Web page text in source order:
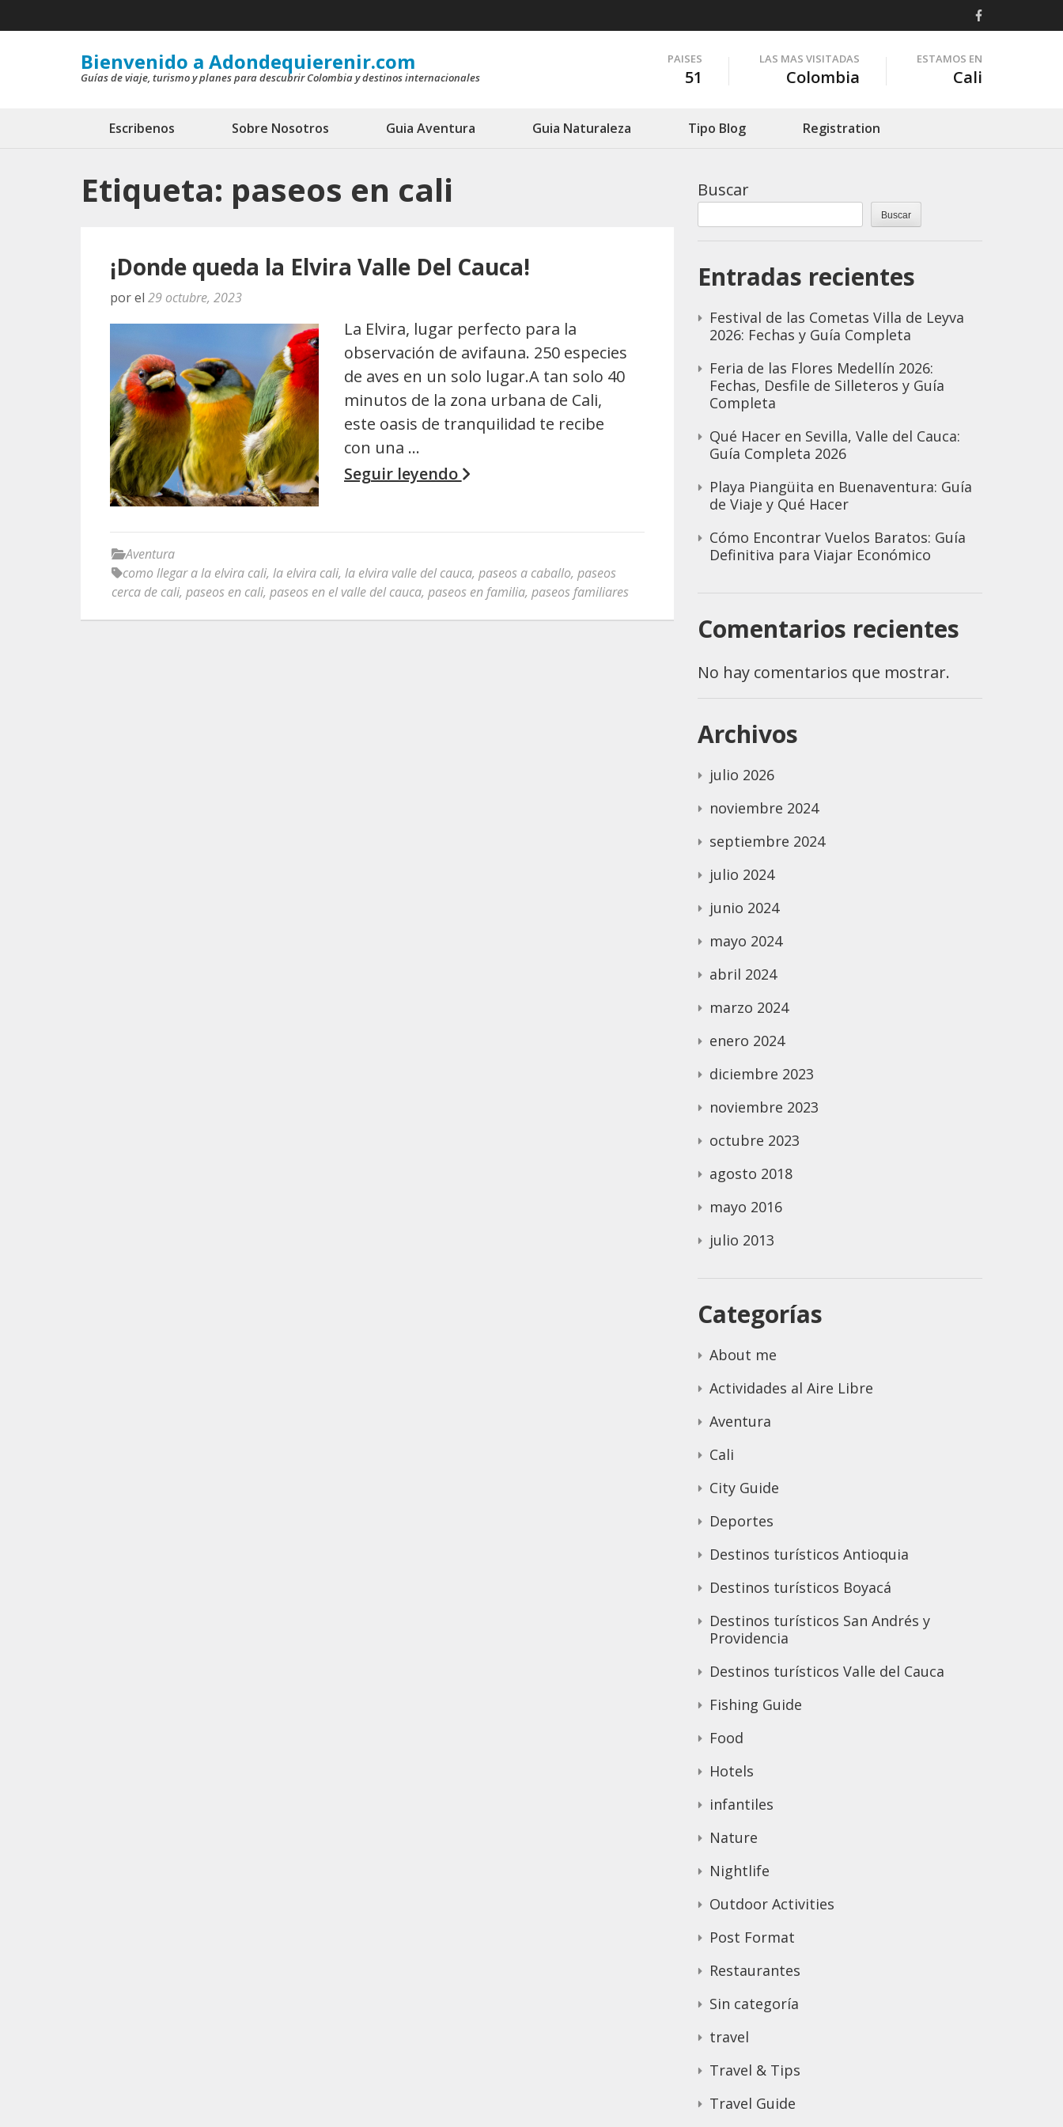
al
Bienvenido a Adondequierenir.com
Guías de viaje, turismo y planes para descubrir Colombia y destinos internacionales
PAISES
51
LAS MAS VISITADAS
Colombia
ESTAMOS EN
Cali
Escribenos Sobre Nosotros Guia Aventura Guia Naturaleza Tipo Blog Registration
Etiqueta: paseos en cali
¡Donde queda la Elvira Valle Del Cauca!
porel 29 octubre, 2023
La Elvira, lugar perfecto para la
observación de avifauna. 250 especies
de aves en un solo lugar.A tan solo 40
minutos de la zona urbana de Cali,
este oasis de tranquilidad te recibe
con una …
Seguir leyendo
Aventura
como llegar a la elvira cali, la elvira cali, la elvira valle del cauca, paseos a caballo, paseos
cerca de cali, paseos en cali, paseos en el valle del cauca, paseos en familia, paseos familiares
Buscar
Buscar
Entradas recientes
Festival de las Cometas Villa de Leyva
2026: Fechas y Guía Completa
Feria de las Flores Medellín 2026:
Fechas, Desfile de Silleteros y Guía
Completa
Qué Hacer en Sevilla, Valle del Cauca:
Guía Completa 2026
Playa Piangüita en Buenaventura: Guía
de Viaje y Qué Hacer
Cómo Encontrar Vuelos Baratos: Guía
Definitiva para Viajar Económico
Comentarios recientes
No hay comentarios que mostrar.
Archivos
julio 2026
noviembre 2024
septiembre 2024
julio 2024
junio 2024
mayo 2024
abril 2024
marzo 2024
enero 2024
diciembre 2023
noviembre 2023
octubre 2023
agosto 2018
mayo 2016
julio 2013
Categorías
About me
Actividades al Aire Libre
Aventura
Cali
City Guide
Deportes
Destinos turísticos Antioquia
Destinos turísticos Boyacá
Destinos turísticos San Andrés y
Providencia
Destinos turísticos Valle del Cauca
Fishing Guide
Food
Hotels
infantiles
Nature
Nightlife
Outdoor Activities
Post Format
Restaurantes
Sin categoría
travel
Travel & Tips
Travel Guide